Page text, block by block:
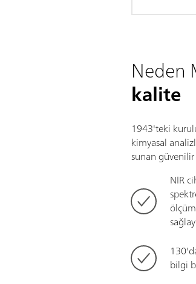
Neden
kalite
1943'teki
kimyasal
sunan güvenilir
NIR
bilgi